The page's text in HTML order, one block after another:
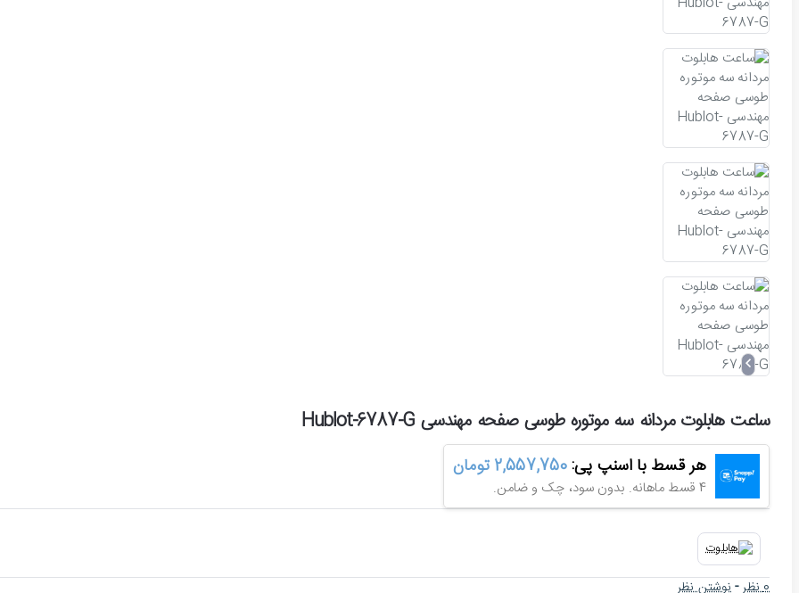
ساعت هابلوت مردانه سه موتوره طوسی صفحه مهندسی Hublot-6787-G
هر قسط با اسنپ پی:2,557,750 تومان
4 قسط ماهانه. بدون سود، چک و ضامن.
0 نظر -نوشتن نظر